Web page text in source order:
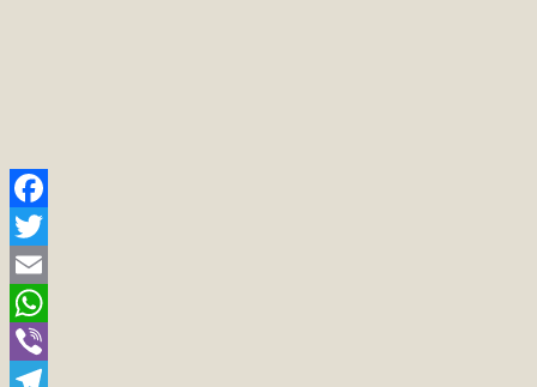
Facebook
Twitter
Email
WhatsApp
Viber